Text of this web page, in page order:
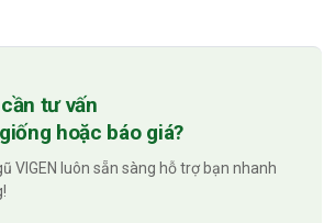
tư vấn
hoặc báo giá?
VIGEN luôn sẵn sàng hỗ trợ bạn nhanh